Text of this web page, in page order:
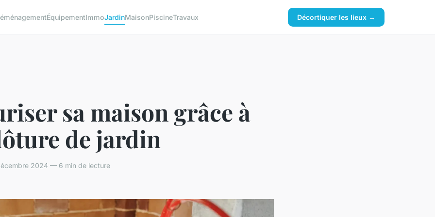
ÉquipementImmoJardinMaisonPiscineTravaux Décortiquer les lieux →
sa maison grâce à
de jardin
2024 — 6 min de lecture